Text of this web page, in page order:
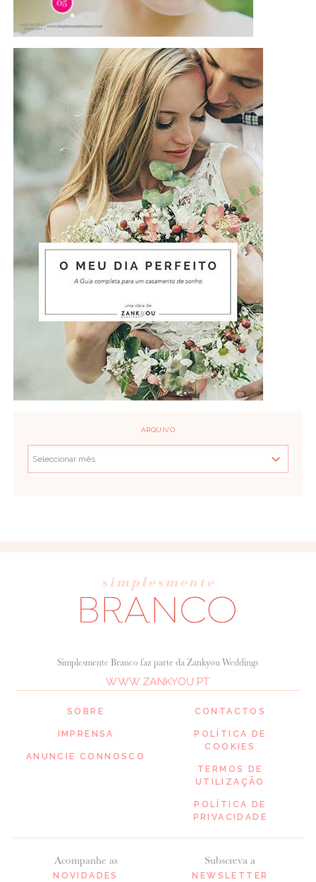
ARQUIVO
SOBRE
IMPRENSA
ANUNCIE CONNOSCO
Acompanhe as
NOVIDADES
Simplesmente Branco faz parte da Zankyou Weddings
WWW.ZANKYOU.PT
Subscreva a
NEWSLETTER
CONTACTOS
POLÍTICA DE
COOKIES
TERMOS DE
UTILIZAÇÃO
POLÍTICA DE
PRIVACIDADE